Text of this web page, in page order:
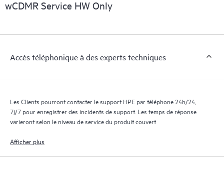
contrats de support couverts par le service HPE Tech Care. Les
les différents produits installés dans leur environnement et en
nouveaux outils en libre-service permettent aux Clients
donne accès à des ressources HPE qui favoriseront l’excellence
opérationnelle et l’optimisation des performances de la
wCDMR Service HW Only
Accès téléphonique à des experts techniques
Les Clients pourront contacter le support HPE par téléphone 24h/24,
7j/7 pour enregistrer des incidents de support. Les temps de réponse
varieront selon le niveau de service du produit couvert
Afficher plus